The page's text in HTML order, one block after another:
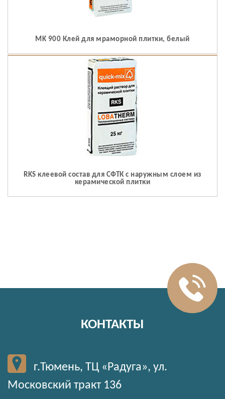
MK 900 Клей для мраморной плитки, белый
RKS клеевой состав для СФТК с наружным слоем из
керамической плитки
КОНТАКТЫ
г.Тюмень, ТЦ «Радуга», ул.
Московский тракт 136